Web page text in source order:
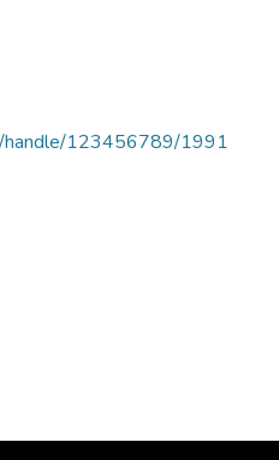
handle/123456789/1991